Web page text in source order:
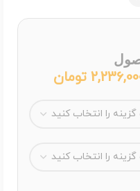
تومان